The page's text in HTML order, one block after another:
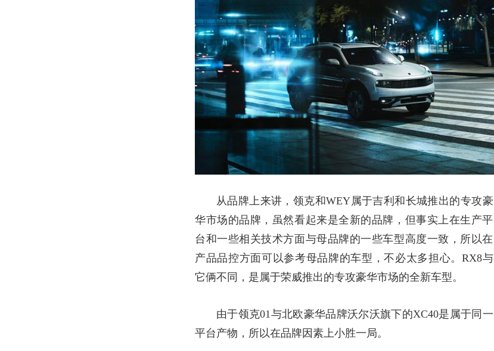
从品牌上来讲，领克和WEY属于吉利和长城推出的专攻豪
华市场的品牌，虽然看起来是全新的品牌，但事实上在生产平
台和一些相关技术方面与母品牌的一些车型高度一致，所以在
产品品控方面可以参考母品牌的车型，不必太多担心。 RX8与
它俩不同，是属于荣威推出的专攻豪华市场的全新车型。
由于领克01与北欧豪华品牌沃尔沃旗下的XC40是属于同一
平台产物，所以在品牌因素上小胜一局。